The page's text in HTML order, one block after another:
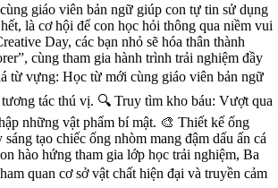
giáo viên bản ngữ giúp con tự tin sử dụng
là cơ hội để con học hỏi thông qua niềm vui
Day, các bạn nhỏ sẽ hóa thân thành
cùng tham gia hành trình trải nghiệm đầy
từ vựng: Học từ mới cùng giáo viên bản ngữ
tác thú vị. 🔍 Truy tìm kho báu: Vượt qua
những vật phẩm bí mật. 🎨 Thiết kế ống
tạo chiếc ống nhòm mang đậm dấu ấn cá
hào hứng tham gia lớp học trải nghiệm, Ba
quan cơ sở vật chất hiện đại và truyền cảm